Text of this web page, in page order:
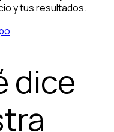
y tus resultados.
dice